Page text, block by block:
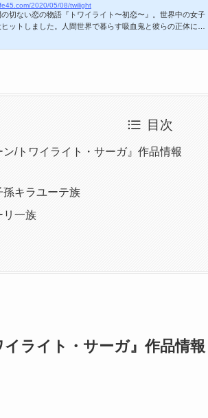
2020/05/08/twilight
切ない恋の物語『トワイライト〜初恋〜』。世界中の女子
ットしました。人間世界で暮らす吸血鬼と彼らの正体に気
一族の正体についてまとめてみました。https://youtu.be/bZ
暮らすため、ア...
目次
ン/トワイライト・サーガ』作品情報
孫キラユーテ族
リ一族
イライト・サーガ』作品情報